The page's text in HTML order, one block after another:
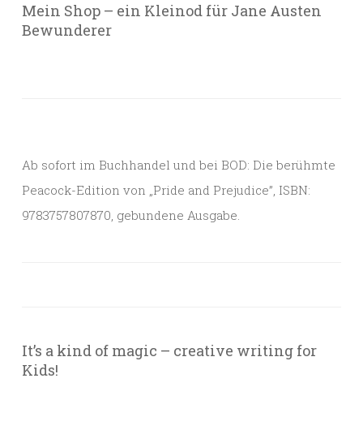
Mein Shop – ein Kleinod für Jane Austen
Bewunderer
Ab sofort im Buchhandel und bei BOD: Die berühmte
Peacock-Edition von „Pride and Prejudice”, ISBN:
9783757807870, gebundene Ausgabe.
It’s a kind of magic – creative writing for
Kids!